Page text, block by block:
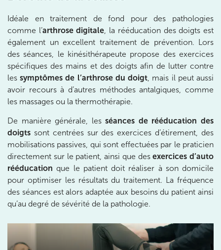
Idéale en traitement de fond pour des pathologies
comme l’arthrose digitale , la rééducation des doigts est
également un excellent traitement de prévention. Lors
des séances, le kinésithérapeute propose des exercices
spécifiques des mains et des doigts afin de lutter contre
lessymptômes de l’arthrose du doigt , mais il peut aussi
avoir recours à d’autres méthodes antalgiques, comme
les massages ou la thermothérapie.
De manière générale, lesséances de rééducation des
doigts sont centrées sur des exercices d’étirement, des
mobilisations passives, qui sont effectuées par le praticien
directement sur le patient, ainsi que desexercices d’auto
rééducation que le patient doit réaliser à son domicile
pour optimiser les résultats du traitement. La fréquence
des séances est alors adaptée aux besoins du patient ainsi
qu’au degré de sévérité de la pathologie.
10 Rue Roubo 75011 Paris
10 Rue Roubo 75011 Paris
01 83 96 48 65
Prenez RDV sur
Prenez RDV sur
IK VANVES
5 Rue Monge 92170 Vanves
5 Rue Monge 92170 Vanves
01 46 44 33 92
Prenez RDV sur
Prenez RDV sur
IK SAINT-GERMAIN
199 Bd Saint-Germain 75007 Paris
199 Bd Saint-Germain 75007 Paris